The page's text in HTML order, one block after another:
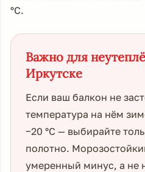
°C.
Важно для
Иркутске
Если ваш балкон не
температура на нём
−20 °C — выбирайте
полотно.
умеренный минус, а не